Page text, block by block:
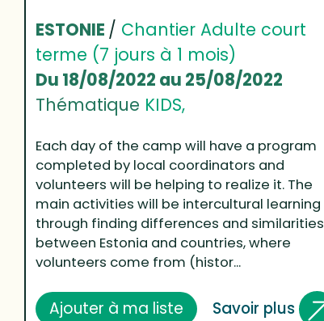
ESTONIE / Chantier Adulte court
terme (7 jours à 1 mois)
Du 18/08/2022 au 25/08/2022
Thématique KIDS,
Each day of the camp will have a program
completed by local coordinators and
volunteers will be helping to realize it. The
main activities will be intercultural learning
through finding differences and similarities
between Estonia and countries, where
volunteers come from (histor...
Ajouter à ma liste Savoir plus